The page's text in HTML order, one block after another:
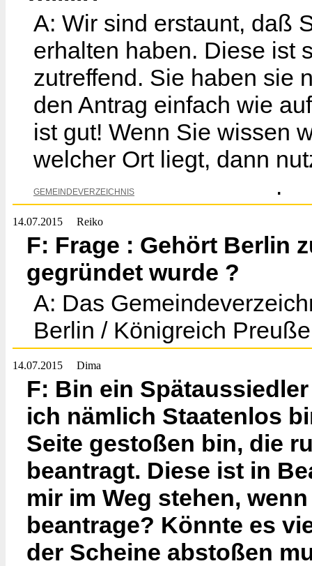
A: Wir sind erstaunt, daß
erhalten haben. Diese ist
zutreffend. Sie haben sie
den Antrag einfach wie
ist gut! Wenn Sie wissen
welcher Ort liegt, dann
GEMEINDEVERZEICHNIS .
14.07.2015 Reiko
F: Frage : Gehört Berlin
gegründet wurde ?
A: Das
Berlin / Königreich
14.07.2015 Dima
F: Bin ein
ich nämlich Staatenlos
Seite gestoßen bin, die
beantragt. Diese ist in
mir im Weg stehen,
beantrage? Könnte es
der Scheine abstoßen